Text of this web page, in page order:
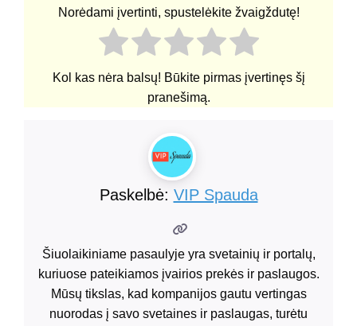
Norėdami įvertinti, spustelėkite žvaigždutę!
Kol kas nėra balsų! Būkite pirmas įvertinęs šį
pranešimą.
Paskelbė: VIP Spauda
Šiuolaikiniame pasaulyje yra svetainių ir portalų,
kuriuose pateikiamos įvairios prekės ir paslaugos.
Mūsų tikslas, kad kompanijos gautu vertingas
nuorodas į savo svetaines ir paslaugas, turėtu